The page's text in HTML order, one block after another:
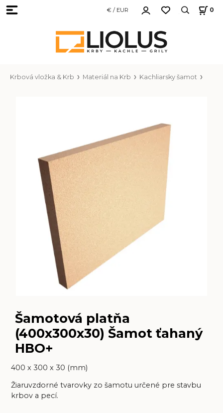
€ / EUR 0
Krbová vložka & Krb Materiál na Krb Kachliarsky šamot
Šamotová platňa
(400x300x30) Šamot ťahaný
HBO+
400 x 300 x 30 (mm)
Žiaruvzdorné tvarovky zo šamotu určené pre stavbu
krbov a pecí.